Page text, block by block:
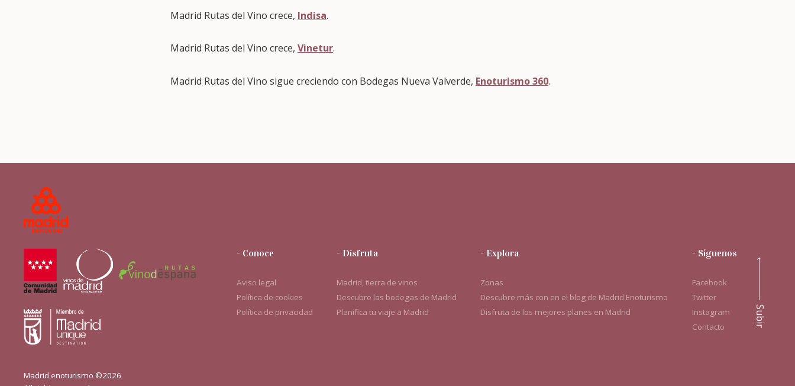
Madrid Rutas del Vino crece, Indisa.
Madrid Rutas del Vino crece, Vinetur.
Madrid Rutas del Vino sigue creciendo con Bodegas Nueva Valverde, Enoturismo 360.
Madrid enoturismo ©2026
- Conoce
Aviso legal
Política de cookies
Política de privacidad
- Disfruta
Madrid, tierra de vinos
Descubre las bodegas de Madrid
Planifica tu viaje a Madrid
- Explora
Zonas
Descubre más con en el blog de Madrid Enoturismo
Disfruta de los mejores planes en Madrid
- Síguenos
Facebook
Twitter
Instagram
Contacto
Subir